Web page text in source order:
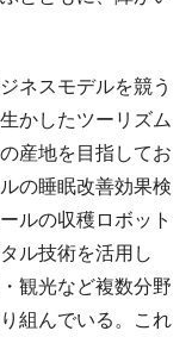
ネスモデルを競う
かしたツーリズム
産地を目指してお
の睡眠改善効果検
ルの収穫ロボット
ル技術を活用し
観光など複数分野
組んでいる。これ